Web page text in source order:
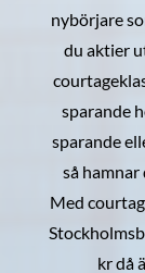
nybörjare
du aktier
sparande
sparande
så hamnar
Med
kr då